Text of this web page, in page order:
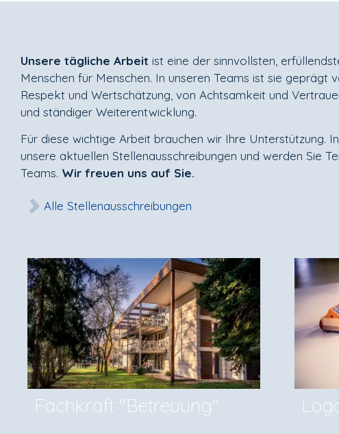
Unsere tägliche Arbeit ist eine der sinnvollsten,
Menschen für Menschen. In unseren Teams ist sie geprägt
Respekt und Wertschätzung, von Achtsamkeit und
und ständiger Weiterentwicklung.
Für diese wichtige Arbeit brauchen wir Ihre Unterstützung.
unsere aktuellen Stellenausschreibungen und werden Sie
Teams. Wir freuen uns auf Sie.
Alle Stellenausschreibungen
Fachkraft "Betreuung"